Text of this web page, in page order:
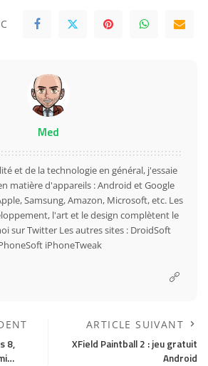
Med
et de la technologie en général, j'essaie
matière d'appareils : Android et Google
Samsung, Amazon, Microsoft, etc. Les
l'art et le design complètent le
surTwitterLes autres sites : DroidSoft
iPhoneTweak
8,
ARTICLE SUIVANT
XField Paintball 2 : jeu gratuit
Android